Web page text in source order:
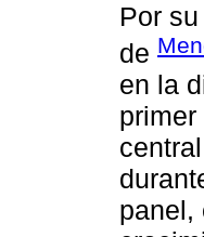
Por
de
en la
panel,